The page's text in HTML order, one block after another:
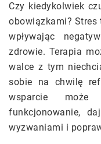
Czy kiedykolwiek
obowiązkami?
wpływając
zdrowie. Terapia
walce z tym
sobie na chwilę
wsparcie może
funkcjonowanie,
wyzwaniami i